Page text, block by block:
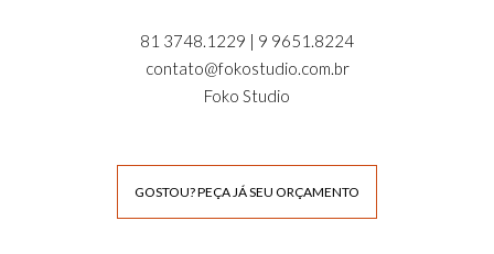
81 3748.1229 | 9 9651.8224
contato@fokostudio.com.br
Foko Studio
GOSTOU? PEÇA JÁ SEU ORÇAMENTO